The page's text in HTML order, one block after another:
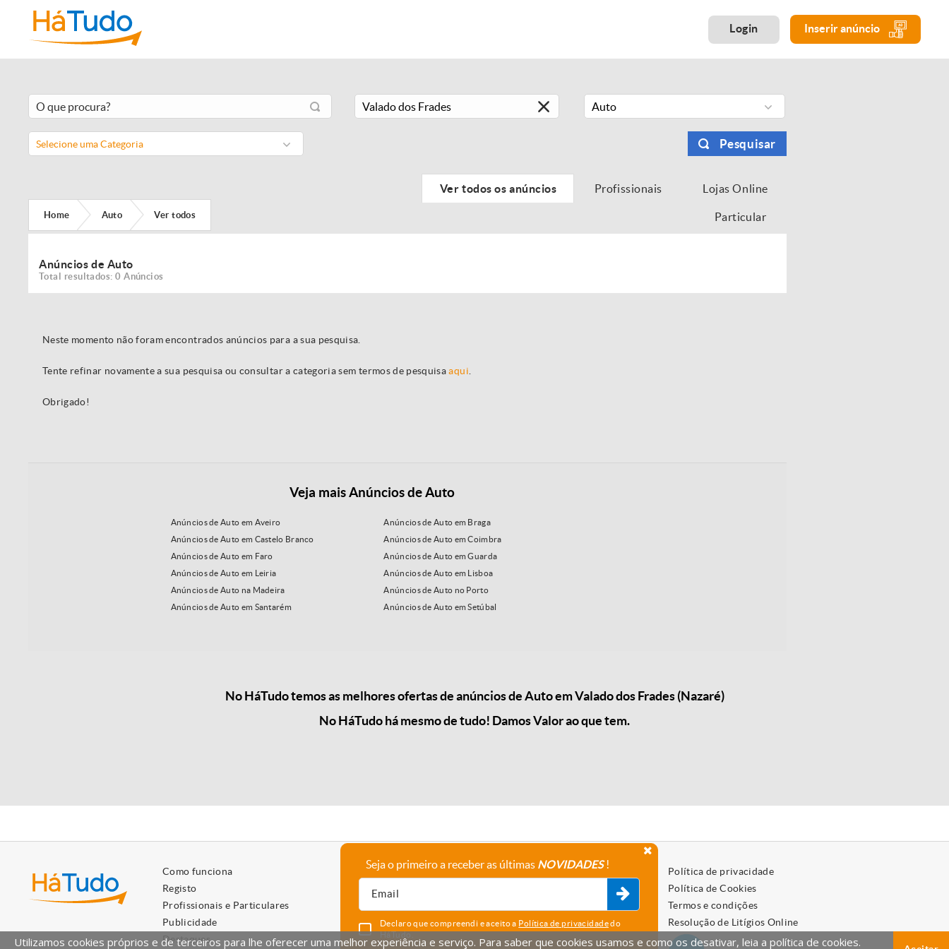
Login Inserir anúncio
Auto
Selecione uma Categoria Pesquisar
Home Auto Ver todos
Ver todos os anúncios Profissionais Lojas Online
Particular
Anúncios de Auto
Total resultados: 0 Anúncios
Neste momento não foram encontrados anúncios para a sua pesquisa.
Tente refinar novamente a sua pesquisa ou consultar a categoria sem termos de pesquisaaqui
Obrigado!
Veja mais Anúncios de Auto
Anúncios de Auto em Aveiro
Anúncios de Auto em Braga
Anúncios de Auto em Castelo Branco
Anúncios de Auto em Coimbra
Anúncios de Auto em Faro
Anúncios de Auto em Guarda
Anúncios de Auto em Leiria
Anúncios de Auto em Lisboa
Anúncios de Auto na Madeira
Anúncios de Auto no Porto
Anúncios de Auto em Santarém
Anúncios de Auto em Setúbal
No HáTudo temos as melhores ofertas de anúncios de Auto em Valado dos Frades (Nazaré)
No HáTudo há mesmo de tudo! Damos Valor ao que tem.
Como funciona
Registo
Profissionais e Particulares
Publicidade
Destaques
A empresa
Parceiros
Política de privacidade
Política de Cookies
Termos e condições
Resolução de Litígios Online
Seja o primeiro a receber as últimas NOVIDADES!
Declaro que compreendi e aceito a Política de privacidadedo
HáTudo.
Utilizamos cookies próprios e de terceiros para lhe oferecer uma melhor experiência e serviço. Para saber que cookies usamos e como os desativar, leia a política de cookies.